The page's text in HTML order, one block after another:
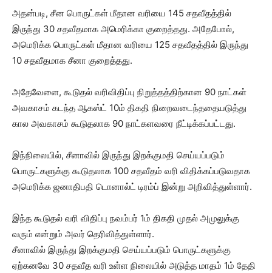
அதன்படி, சீன பொருட்கள் மீதான வரியை 145 சதவீதத்தில்
இருந்து 30 சதவீதமாக அமெரிக்கா குறைத்தது. அதேபோல்,
அமெரிக்க பொருட்கள் மீதான வரியை 125 சதவீதத்தில் இருந்து
10 சதவீதமாக சீனா குறைத்தது.
அதேவேளை, கூடுதல் வரிவிதிப்பு நிறுத்தத்திற்கான 90 நாட்கள்
அவகாசம் கடந்த ஆகஸ்ட் 10ம் திகதி நிறைவடைந்ததையடுத்து
கால அவகாசம் கூடுதலாக 90 நாட்களவரை நீட்டிக்கப்பட்டது.
இந்நிலையில், சீனாவில் இருந்து இறக்குமதி செய்யப்படும்
பொருட்களுக்கு கூடுதலாக 100 சதவீதம் வரி விதிக்கப்படுவதாக
அமெரிக்க ஜனாதிபதி டொனால்ட் டிரம்ப் இன்று அறிவித்துள்ளார்.
இந்த கூடுதல் வரி விதிப்பு நவம்பர் 1ம் திகதி முதல் அமுலுக்கு
வரும் என்றும் அவர் தெரிவித்துள்ளார்.
சீனாவில் இருந்து இறக்குமதி செய்யப்படும் பொருட்களுக்கு
ஏற்கனவே 30 சதவீத வரி உள்ள நிலையில் அடுத்த மாதம் 1ம் தேதி